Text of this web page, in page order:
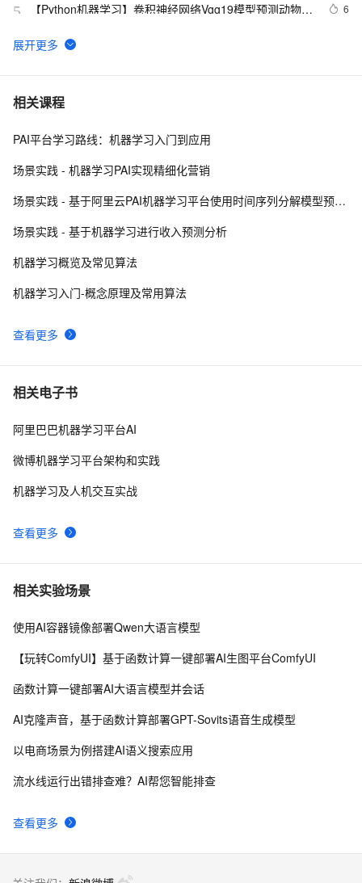
5
【Python机器学习】卷积神经网络Vgg19模型预测动物类
6
6
可解释性机器学习：基于随机森林和Ceteris-paribus的乳
7 机器学习 基于Adult数据集的逻辑回归与朴素贝叶斯分类
8 【技术分享】机器学习分类性能指标：准确率Accuracy/
10②机器学习分类算法之XGBoost（集成学习算法）
相关课程
查看更多
PAI平台学习路线：机器学习入门到应用
场景实践 - 机器学习PAI实现精细化营销
场景实践 - 基于阿里云PAI机器学习平台使用时间序列分解模型预测商品销量
场景实践 - 基于机器学习进行收入预测分析
机器学习概览及常见算法
机器学习入门-概念原理及常用算法
相关电子书
查看更多
阿里巴巴机器学习平台AI
微博机器学习平台架构和实践
机器学习及人机交互实战
相关实验场景
查看更多
使用AI容器镜像部署Qwen大语言模型
【玩转ComfyUI】基于函数计算一键部署AI生图平台ComfyUI
函数计算一键部署AI大语言模型并会话
AI克隆声音，基于函数计算部署GPT-Sovits语音生成模型
以电商场景为例搭建AI语义搜索应用
流水线运行出错排查难？AI帮您智能排查